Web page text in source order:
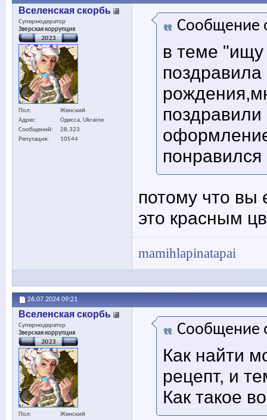
Вселенская скорбь
Супермодератор
Зверская коррупция
Пол
Женский
Адрес
Одесса, Ukraine
Сообщений
28,323
Репутация
10544
Сообщение
в теме "ищу
потому что вы
это красным
mamihlapinatapai
26.07.2024 09:21
Вселенская скорбь
Супермодератор
Зверская коррупция
Пол
Женский
Сообщение
Как найти
рецепт, и
Как такое